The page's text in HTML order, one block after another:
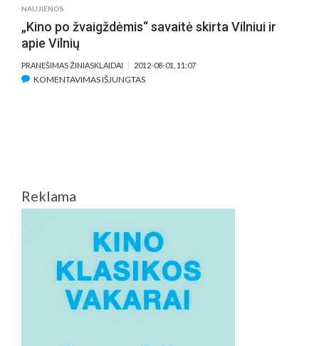
NAUJIENOS
„Kino po žvaigždėmis“ savaitė skirta Vilniui ir
apie Vilnių
PRANEŠIMAS ŽINIASKLAIDAI 2012-08-01, 11:07
KOMENTAVIMAS IŠJUNGTASĮRAŠE
Reklama